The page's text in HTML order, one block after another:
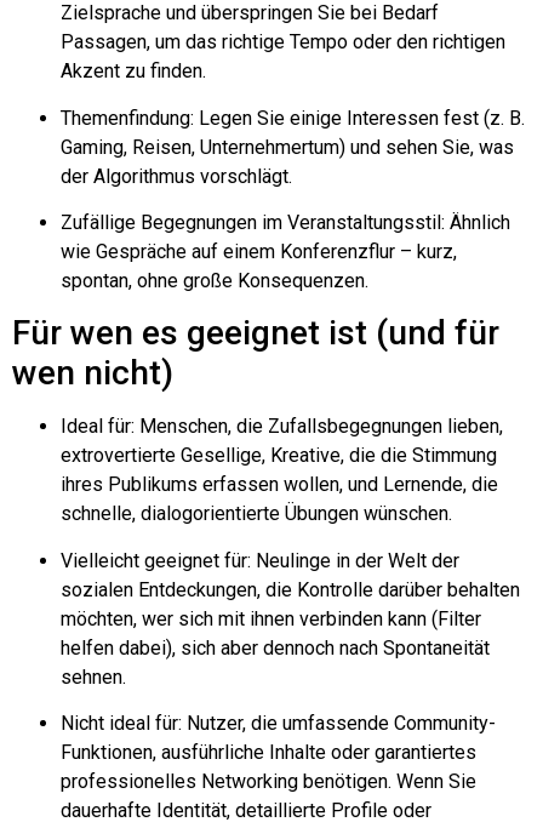
Zielsprache und überspringen Sie bei Bedarf
Passagen, um das richtige Tempo oder den richtigen
Akzent zu finden.
Themenfindung: Legen Sie einige Interessen fest (z. B.
Gaming, Reisen, Unternehmertum) und sehen Sie, was
der Algorithmus vorschlägt.
Zufällige Begegnungen im Veranstaltungsstil: Ähnlich
wie Gespräche auf einem Konferenzflur – kurz,
spontan, ohne große Konsequenzen.
Für wen es geeignet ist (und für
wen nicht)
Ideal für: Menschen, die Zufallsbegegnungen lieben,
extrovertierte Gesellige, Kreative, die die Stimmung
ihres Publikums erfassen wollen, und Lernende, die
schnelle, dialogorientierte Übungen wünschen.
Vielleicht geeignet für: Neulinge in der Welt der
sozialen Entdeckungen, die Kontrolle darüber behalten
möchten, wer sich mit ihnen verbinden kann (Filter
helfen dabei), sich aber dennoch nach Spontaneität
sehnen.
Nicht ideal für: Nutzer, die umfassende Community-
Funktionen, ausführliche Inhalte oder garantiertes
professionelles Networking benötigen. Wenn Sie
dauerhafte Identität, detaillierte Profile oder